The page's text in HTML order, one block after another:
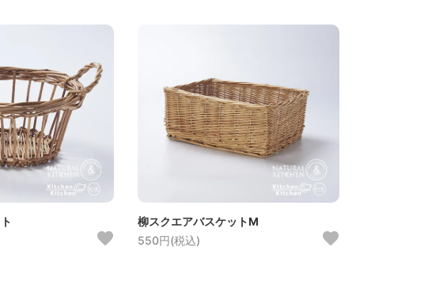
柳スクエアバスケットM
550円(税込)